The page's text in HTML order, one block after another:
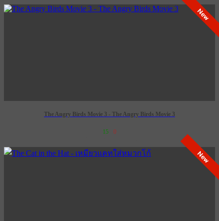
New
The Angry Birds Movie 3 - The Angry Birds Movie 3
15 0
New